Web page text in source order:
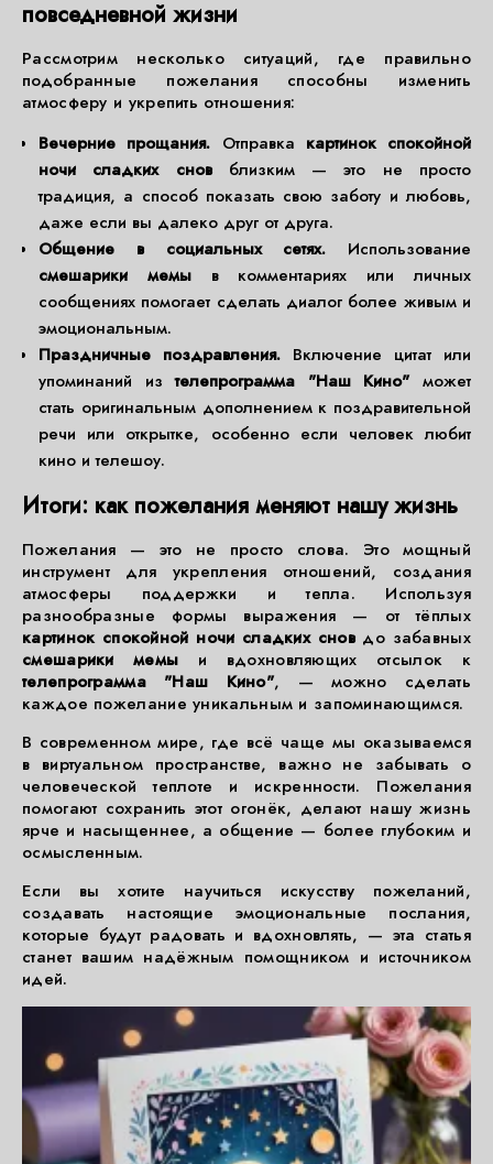
повседневной жизни
Рассмотрим несколько ситуаций, где правильно
подобранные пожелания способны изменить
атмосферу и укрепить отношения:
Вечерние прощания. Отправка картинок спокойной
ночи сладких сновблизким — это не просто
традиция, а способ показать свою заботу и любовь,
даже если вы далеко друг от друга.
Общение в социальных сетях. Использование
смешарики мемыв комментариях или личных
сообщениях помогает сделать диалог более живым и
эмоциональным.
Праздничные поздравления. Включение цитат или
упоминаний изтелепрограмма "Наш Кино" может
стать оригинальным дополнением к поздравительной
речи или открытке, особенно если человек любит
кино и телешоу.
Итоги: как пожелания меняют нашу жизнь
Пожелания — это не просто слова. Это мощный
инструмент для укрепления отношений, создания
атмосферы поддержки и тепла. Используя
разнообразные формы выражения — от тёплых
картинок спокойной ночи сладких сновдо забавных
смешарики мемы и вдохновляющих отсылок к
телепрограмма "Наш Кино", — можно сделать
каждое пожелание уникальным и запоминающимся.
В современном мире, где всё чаще мы оказываемся
в виртуальном пространстве, важно не забывать о
человеческой теплоте и искренности. Пожелания
помогают сохранить этот огонёк, делают нашу жизнь
ярче и насыщеннее, а общение — более глубоким и
осмысленным.
Если вы хотите научиться искусству пожеланий,
создавать настоящие эмоциональные послания,
которые будут радовать и вдохновлять, — эта статья
станет вашим надёжным помощником и источником
идей.